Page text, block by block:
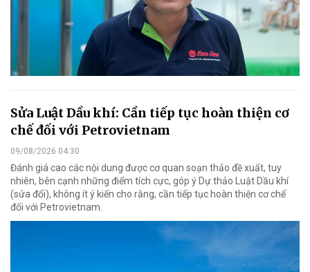
Sửa Luật Dầu khí: Cần tiếp tục hoàn thiện cơ
chế đối với Petrovietnam
09/08/2026 04:30
Đánh giá cao các nội dung được cơ quan soạn thảo đề xuất, tuy
nhiên, bên cạnh những điểm tích cực, góp ý Dự thảo Luật Dầu khí
(sửa đổi), không ít ý kiến cho rằng, cần tiếp tục hoàn thiện cơ chế
đối với Petrovietnam.